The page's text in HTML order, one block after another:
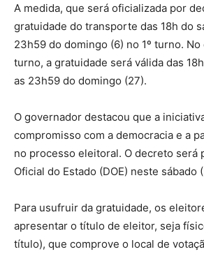
A medida, que será oficializada por
gratuidade do transporte das 18h do
23h59 do domingo (6) no 1º turno. No
turno, a gratuidade será válida das
as 23h59 do domingo (27).
O governador destacou que a
compromisso com a democracia e a
no processo eleitoral. O decreto será
Oficial do Estado (DOE) neste sábado
Para usufruir da gratuidade, os
apresentar o título de eleitor, seja
título), que comprove o local de